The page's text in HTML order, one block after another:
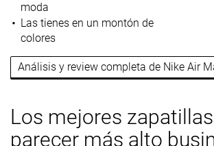
moda
Las tienes en un montón de
colores
Análisis y review completa de Nike Air
Los mejores
parecer más alto